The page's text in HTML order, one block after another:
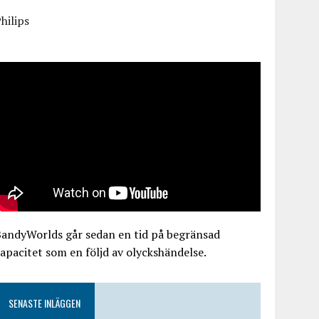
går sedan en tid på begränsad
som en följd av olyckshändelse.
SENASTE INLÄGGEN